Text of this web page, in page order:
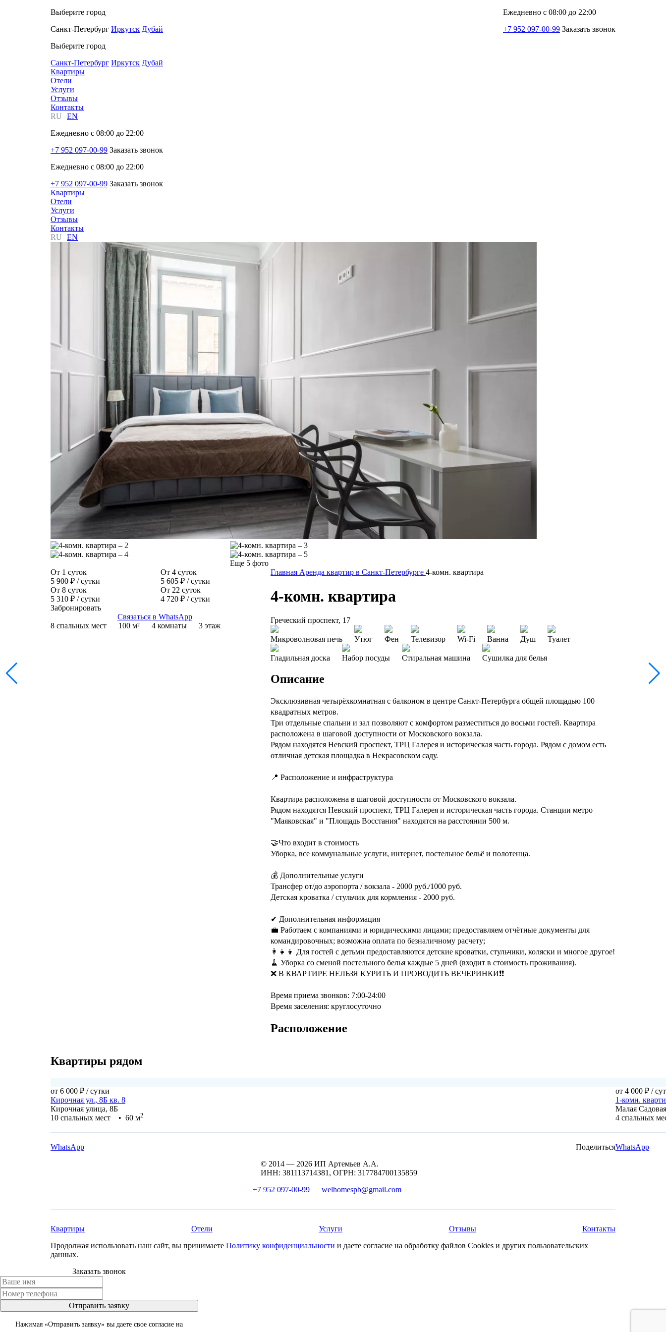
Выберите город
Санкт-Петербург Иркутск Дубай
Ежедневно с 08:00 до 22:00
+7 952 097-00-99 Заказать звонок
Выберите город
Санкт-Петербург Иркутск Дубай
Квартиры
Отели
Услуги
Отзывы
Контакты
RU
EN
Ежедневно с 08:00 до 22:00
+7 952 097-00-99 Заказать звонок
Ежедневно с 08:00 до 22:00
+7 952 097-00-99 Заказать звонок
Квартиры
Отели
Услуги
Отзывы
Контакты
RU
EN
Еще 5 фото
От 1 суток
5 900 ₽ / сутки
От 4 суток
5 605 ₽ / сутки
От 8 суток
5 310 ₽ / сутки
От 22 суток
4 720 ₽ / сутки
Забронировать
Связаться в WhatsApp
8 спальных мест
100 м² 4 комнаты 3 этаж
Главная Аренда квартир в Санкт-Петербурге 4-комн. квартира
4-комн. квартира
Греческий проспект, 17
Микроволновая печь Утюг Фен Телевизор Wi-Fi Ванна Душ Туалет
Гладильная доска Набор посуды Стиральная машина Сушилка для белья
Описание
Эксклюзивная четырёхкомнатная с балконoм в цeнтpе Санкт-Пeтepбуpгa общей площaдью 100
квадратных метров.
Три отдельные спальни и зал позволяют с комфортом разместиться до восьми гостей. Квартира
расположена в шаговой доступности от Московского вокзала.
Рядом находятся Невский проспект, ТРЦ Галерея и историческая часть города. Рядом с домом есть
отличная детская площадка в Некрасовском саду.
📍 Расположение и инфраструктура
Квартира расположена в шаговой доступности от Московского вокзала.
Рядом находятся Невский проспект, ТРЦ Галерея и историческая часть города. Станции метро
"Маяковская" и "Площадь Восстания" находятся на расстоянии 500 м.
🤝Что входит в стоимость
Уборка, все коммунальные услуги, интернет, постельное бельё и полотенца.
💰 Дополнительные услуги
Трансфер от/до аэропорта / вокзала - 2000 руб./1000 руб.
Детская кроватка / стульчик для кормления - 2000 руб.
✔ Дополнительная информация
💼 Работаем с компаниями и юридическими лицами; предоставляем отчётные документы для
командировочных; возможна оплата по безналичному расчету;
‎‍👩‍👧‍👦 Для гостей с детьми предоставляются детские кроватки, стульчики, коляски и многое другое!
🧹 Уборка со сменой постельного белья каждые 5 дней (входит в стоимость проживания).
❌ В КВАРТИРЕ НЕЛЬЗЯ КУРИТЬ И ПРОВОДИТЬ ВЕЧЕРИНКИ❗❗
Время приема звонков: 7:00-24:00
Время заселения: круглосуточно
Расположение
Квартиры рядом
от 6 000 ₽ / сутки
Кирочная ул., 8Б кв. 8
Кирочная улица, 8Б
10 спальных мест • 60 м2
WhatsApp Поделиться
от 4 000 ₽ /
1-комн.
Малая
4 спальных
WhatsApp
© 2014 — 2026 ИП Артемьев А.А.
ИНН: 381113714381, ОГРН: 317784700135859
+7 952 097-00-99
welhomespb@gmail.com
Квартиры Отели Услуги Отзывы
Контакты
Продолжая использовать наш сайт, вы принимаете Политику конфиденциальности и даете согласие на обработку файлов Cookies и других пользовательских
данных.
Заказать звонок
Отправить заявку
Нажимая «Отправить заявку» вы даете свое согласие на